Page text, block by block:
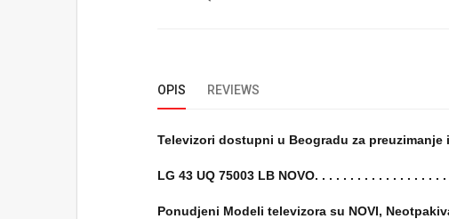
OPIS REVIEWS
Televizori dostupni u Beogradu za
LG 43 UQ 75003 LB NOVO. . . . . . . . . . . . . . . . . . .
Ponudjeni Modeli televizora su NOVI,